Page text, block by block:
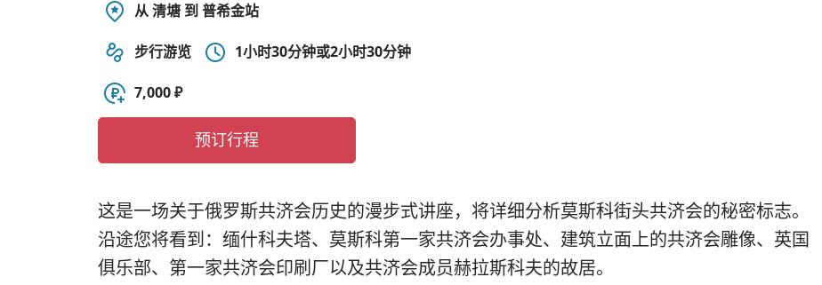
从 清塘 到 普希金站
步行游览 1小时30分钟或2小时30分钟
7,000 ₽
预订行程
这是一场关于俄罗斯共济会历史的漫步式讲座，将详细分析莫斯科街头共济会的秘密标志。
沿途您将看到：缅什科夫塔、莫斯科第一家共济会办事处、建筑立面上的共济会雕像、英国
俱乐部、第一家共济会印刷厂以及共济会成员赫拉斯科夫的故居。